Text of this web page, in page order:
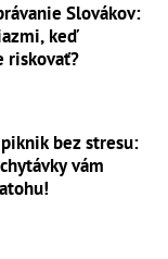
Slovákov:
keď
riskovať?
bez stresu:
vám